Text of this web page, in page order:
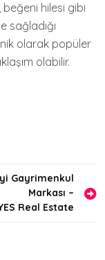
hilesi gibi
sağladığı
olarak popüler
olabilir.
Gayrimenkul
Markası –
Real Estate